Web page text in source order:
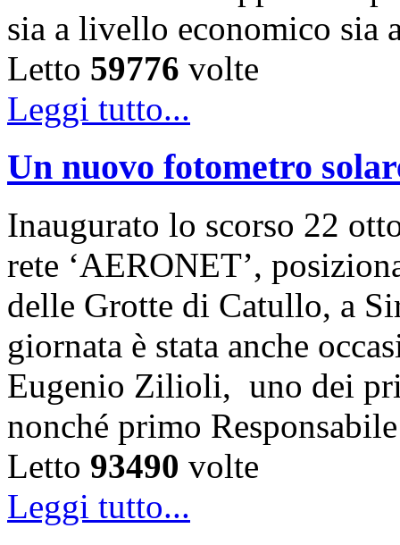
sia a livello economico
Letto 59776 volte
Leggi tutto...
Un nuovo fotometro
Inaugurato lo scorso 22
rete ‘AERONET’,
delle Grotte di Catullo, a
giornata è stata anche
Eugenio Zilioli, uno dei
nonché primo
Letto 93490 volte
Leggi tutto...